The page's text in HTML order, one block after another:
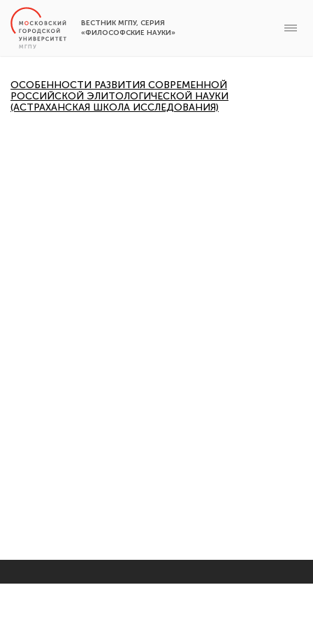
ВЕСТНИК МГПУ, СЕРИЯ
«ФИЛОСОФСКИЕ НАУКИ»
ОСОБЕННОСТИ РАЗВИТИЯ СОВРЕМЕННОЙ
РОССИЙСКОЙ ЭЛИТОЛОГИЧЕСКОЙ НАУКИ
(АСТРАХАНСКАЯ ШКОЛА ИССЛЕДОВАНИЯ)